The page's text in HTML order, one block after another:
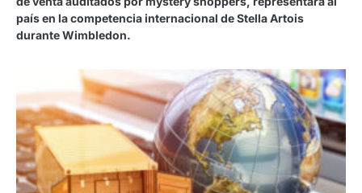
país en la competencia internacional de Stella Artois
durante Wimbledon.